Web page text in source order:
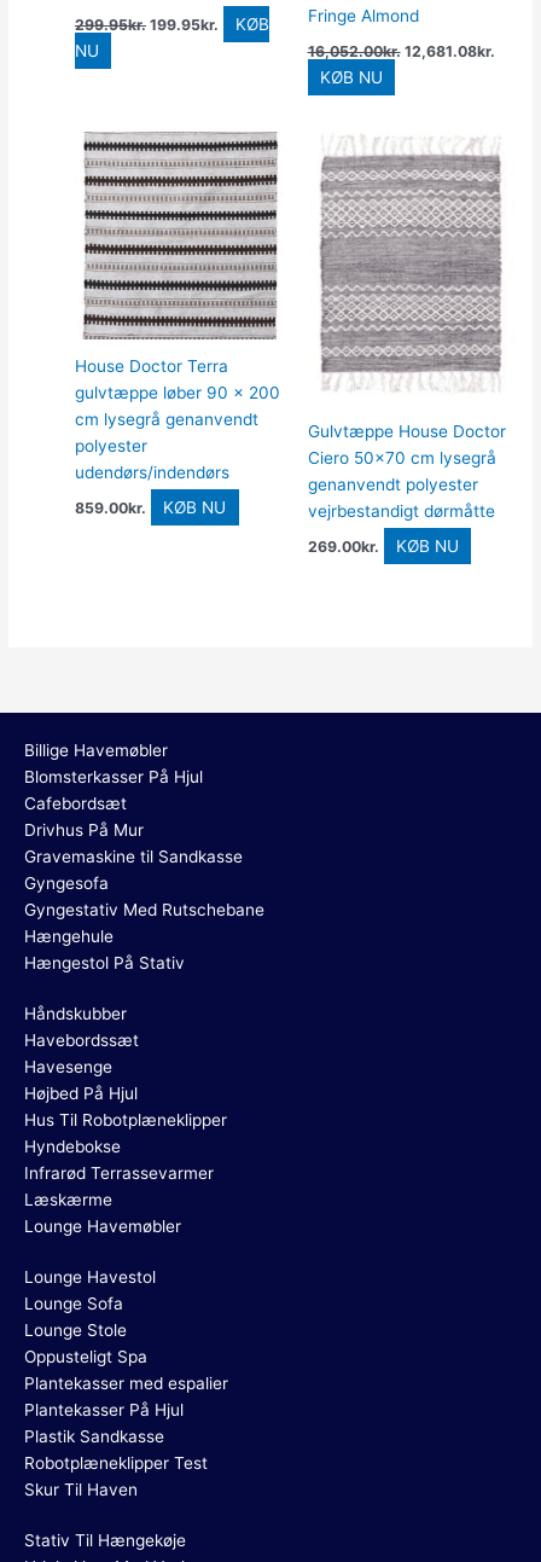
299.95kr. 199.95kr.
KØB
NU
Fringe Almond
16,052.00kr. 12,681.08kr.
KØB NU
House Doctor Terra
gulvtæppe løber 90 x 200
cm lysegrå genanvendt
polyester
udendørs/indendørs
859.00kr. KØB NU
Gulvtæppe House Doctor
Ciero 50×70 cm lysegrå
genanvendt polyester
vejrbestandigt dørmåtte
269.00kr. KØB NU
Billige Havemøbler
Blomsterkasser På Hjul
Cafebordsæt
Drivhus På Mur
Gravemaskine til Sandkasse
Gyngesofa
Gyngestativ Med Rutschebane
Hængehule
Hængestol På Stativ
Håndskubber
Havebordssæt
Havesenge
Højbed På Hjul
Hus Til Robotplæneklipper
Hyndebokse
Infrarød Terrassevarmer
Læskærme
Lounge Havemøbler
Lounge Havestol
Lounge Sofa
Lounge Stole
Oppusteligt Spa
Plantekasser med espalier
Plantekasser På Hjul
Plastik Sandkasse
Robotplæneklipper Test
Skur Til Haven
Stativ Til Hængekøje